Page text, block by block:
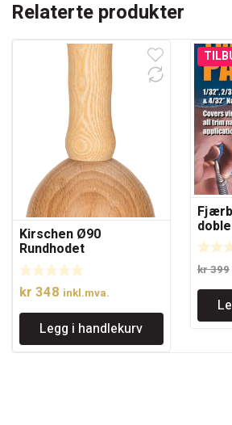
Relaterte produkter
Kirschen Ø90
Rundhodet
skulptørklubbe
kr 348 inkl.mva.
Legg i handlekurv
kr399